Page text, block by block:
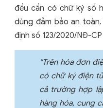
đều cần có chữ ký số
dùng đảm bảo an toàn.
định số 123/2020/NĐ-
“Trên hóa đơn
có chữ ký điện
cả trường hợp
hàng hóa, cung